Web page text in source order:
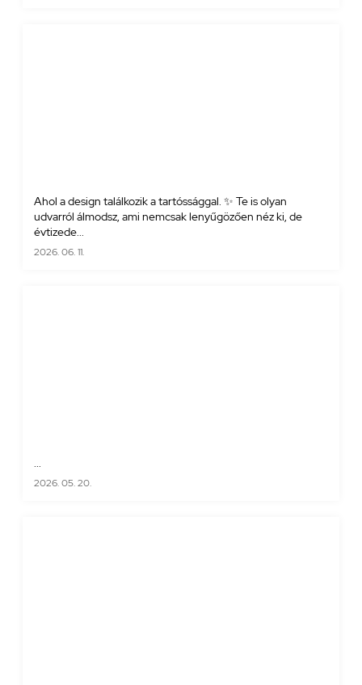
Ahol a design találkozik a tartóssággal. ✨ Te is olyan
udvarról álmodsz, ami nemcsak lenyűgözően néz ki, de
évtizede...
2026. 06. 11.
2026. 05. 20.